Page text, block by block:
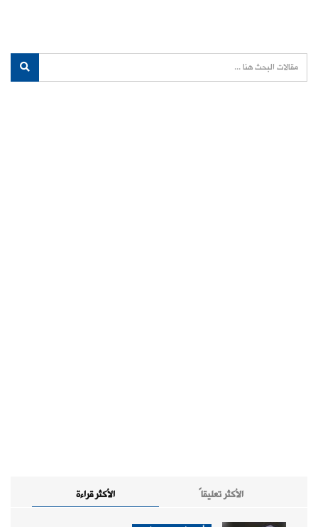
الأكثر قراءة الأكثر تعليقاً